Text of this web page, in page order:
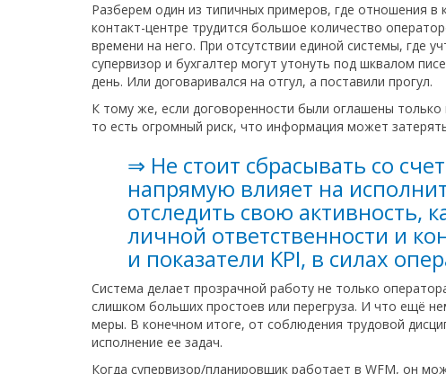
Разберем один из типичных примеров, где отношения в
контакт-центре трудится большое количество
времени на него. При отсутствии единой системы, где
супервизор и бухгалтер могут утонуть под шквалом
день. Или договаривался на отгул, а поставили прогул.
К тому же, если договоренности были оглашены только
то есть огромный риск, что информация может
⇒ Не стоит сбрасывать со
напрямую влияет на
отследить свою активность,
личной ответственности и
и показатели KPI, в силах
Система делает прозрачной работу не только
слишком больших простоев или перегруза. И что ещё
меры. В конечном итоге, от соблюдения трудовой
исполнение ее задач.
Когда супервизор/планировщик работает в WFM, он